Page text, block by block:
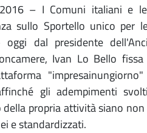
– I Comuni italiani e
sullo Sportello unico per
oggi dal presidente
Ivan Lo Bello
gli adempimenti
della propria attività siano
e standardizzati.